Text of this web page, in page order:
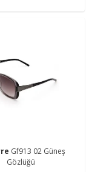
Gf913 02 Güneş
Gözlüğü